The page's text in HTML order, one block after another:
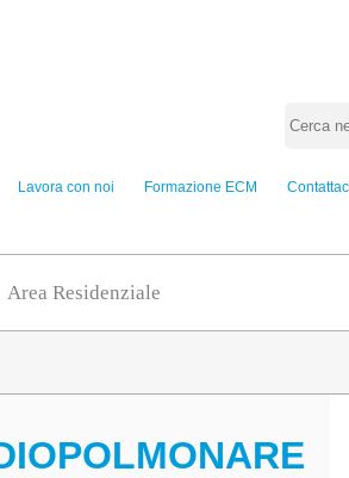
Lavora con noi Formazione ECM
Area Residenziale